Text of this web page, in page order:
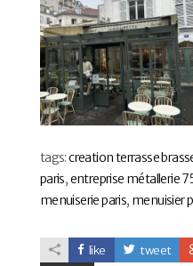
tags:creation terrasse
paris,entreprise métallerie
menuiserie paris, menuisier
like tweet